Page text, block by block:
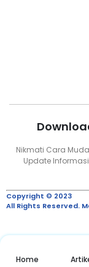
Nikmati Cara
Update
Copyright © 2023
All Rights Reserved.
Home